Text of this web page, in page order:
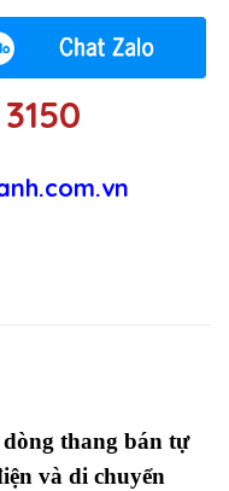
thang bán tự
và di chuyển